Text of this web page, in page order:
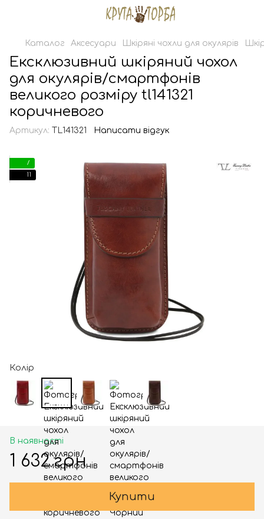
Каталог Аксесуари Шкіряні чохли для окулярів
Ексклюзивний шкіряний чохол
для окулярів/смартфонів
великого розміру tl141321
коричневого
Артикул: TL141321 Написати відгук
7
11
Колір
В наявності
1 632 грн
Купити